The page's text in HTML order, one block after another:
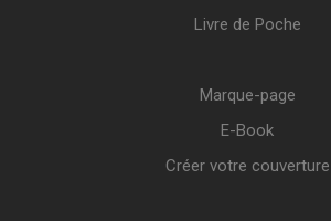
Livre de Poche
Marque-page
E-Book
Créer votre couverture